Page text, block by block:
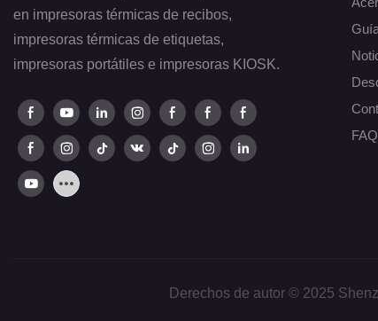
en impresoras térmicas de recibos,
impresoras térmicas de etiquetas,
impresoras portátiles e impresoras KIOSK.
FAQ
Derechos de autor © 2025